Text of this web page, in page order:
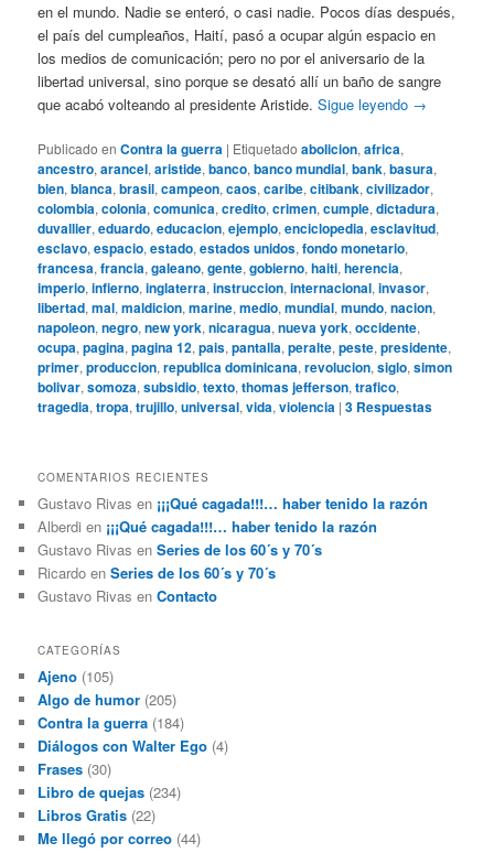
en el mundo. Nadie se enteró, o casi nadie. Pocos días después,
el país del cumpleaños, Haití, pasó a ocupar algún espacio en
los medios de comunicación; pero no por el aniversario de la
libertad universal, sino porque se desató allí un baño de sangre
que acabó volteando al presidente Aristide.Sigue leyendo →
Publicado en Contra la guerra | Etiquetado abolicion,africa,
ancestro,arancel,aristide,banco,banco mundial,bank,basura,
bien,blanca,brasil,campeon,caos,caribe,citibank,civilizador,
colombia,colonia,comunica,credito,crimen,cumple,dictadura,
duvallier,eduardo,educacion,ejemplo,enciclopedia,esclavitud,
esclavo,espacio,estado,estados unidos,fondo monetario,
francesa,francia,galeano,gente,gobierno,haiti,herencia,
imperio,infierno,inglaterra,instruccion,internacional,invasor,
libertad,mal,maldicion,marine,medio,mundial,mundo,nacion,
napoleon,negro,new york,nicaragua,nueva york,occidente,
ocupa,pagina,pagina 12,pais,pantalla,peralte,peste,presidente,
primer,produccion,republica dominicana,revolucion,siglo,simon
bolivar,somoza,subsidio,texto,thomas jefferson,trafico,
tragedia,tropa,trujillo,universal,vida,violencia |3 Respuestas
COMENTARIOS RECIENTES
Gustavo Rivas en ¡¡¡Qué cagada!!!… haber tenido la razón
Alberdi en ¡¡¡Qué cagada!!!… haber tenido la razón
Gustavo Rivas enSeries de los 60´s y 70´s
Ricardo enSeries de los 60´s y 70´s
Gustavo Rivas enContacto
CATEGORÍAS
Ajeno (105)
Algo de humor (205)
Contra la guerra (184)
Diálogos con Walter Ego (4)
Frases (30)
Libro de quejas (234)
Libros Gratis (22)
Me llegó por correo (44)